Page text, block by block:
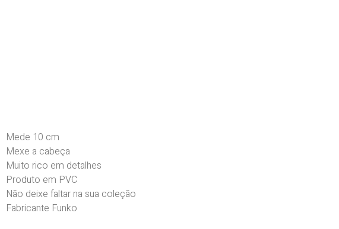
Mede 10 cm
Mexe a cabeça
Muito rico em detalhes
Produto em PVC
Não deixe faltar na sua coleção
Fabricante Funko